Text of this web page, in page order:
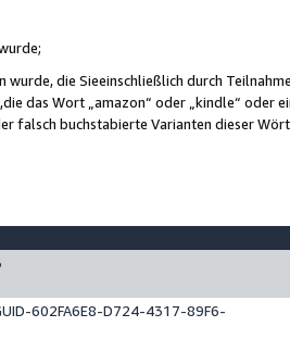
die Sieeinschließlich durch
das Wort „amazon“ oder „kindle“ oder
falsch buchstabierte Varianten dieser
602FA6E8-D724-4317-89F6-